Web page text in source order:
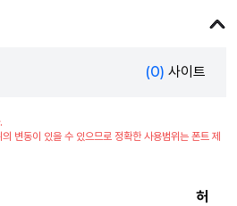
(0) 사이트
변동이 있을 수 있으므로 정확한 사용범위는 폰트 제
허